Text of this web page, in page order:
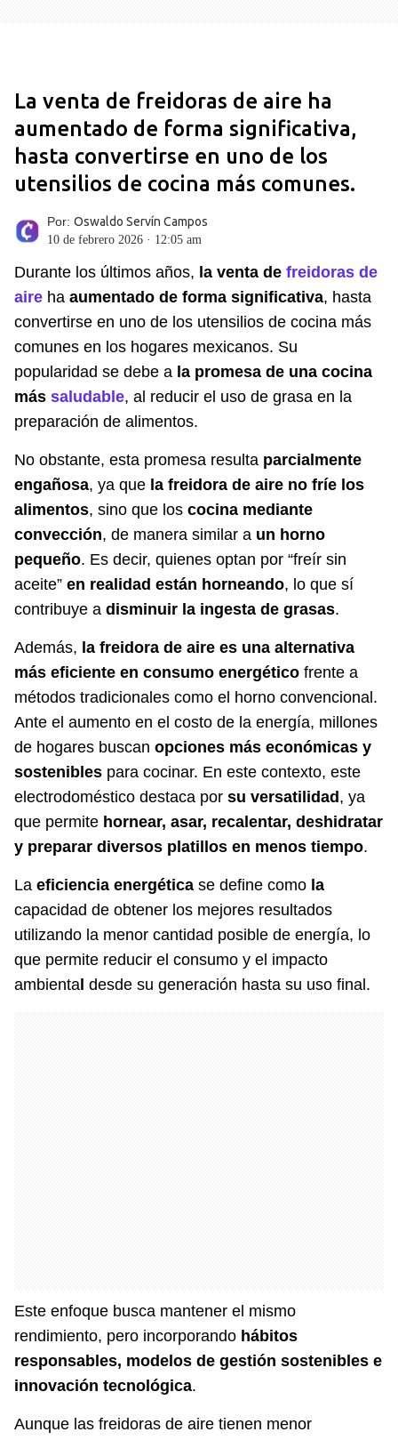
La venta de freidoras de aire ha
aumentado de forma significativa,
hasta convertirse en uno de los
utensilios de cocina más comunes.
Por: Oswaldo Servín Campos
10 de febrero 2026 · 12:05 am
Durante los últimos años, la venta de freidoras de
aire ha aumentado de forma significativa, hasta
convertirse en uno de los utensilios de cocina más
comunes en los hogares mexicanos. Su
popularidad se debe a la promesa de una cocina
más saludable, al reducir el uso de grasa en la
preparación de alimentos.
No obstante, esta promesa resulta parcialmente
engañosa, ya que la freidora de aire no fríe los
alimentos, sino que los cocina mediante
convección, de manera similar a un horno
pequeño. Es decir, quienes optan por “freír sin
aceite” en realidad están horneando, lo que sí
contribuye a disminuir la ingesta de grasas.
Además, la freidora de aire es una alternativa
más eficiente en consumo energético frente a
métodos tradicionales como el horno convencional.
Ante el aumento en el costo de la energía, millones
de hogares buscan opciones más económicas y
sostenibles para cocinar. En este contexto, este
electrodoméstico destaca por su versatilidad, ya
que permite hornear, asar, recalentar, deshidratar
y preparar diversos platillos en menos tiempo.
La eficiencia energética se define como la
capacidad de obtener los mejores resultados
utilizando la menor cantidad posible de energía, lo
que permite reducir el consumo y el impacto
ambiental desde su generación hasta su uso final.
Este enfoque busca mantener el mismo
rendimiento, pero incorporando hábitos
responsables, modelos de gestión sostenibles e
innovación tecnológica.
Aunque las freidoras de aire tienen menor